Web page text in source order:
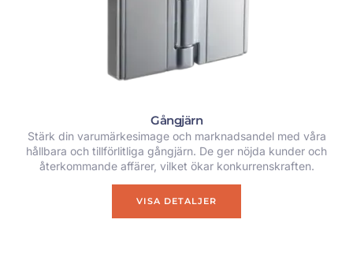
Gångjärn
Stärk din varumärkesimage och marknadsandel med våra
hållbara och tillförlitliga gångjärn. De ger nöjda kunder och
återkommande affärer, vilket ökar konkurrenskraften.
VISA DETALJER